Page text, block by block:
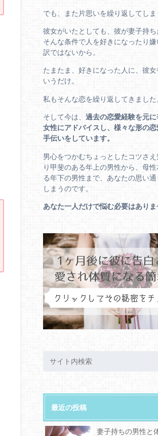
でも、また片思いを繰り返してしま
彼女がいたとしても、彼が妻子持ち
そんな条件で人を好きになったり
訳ではないから。
たまたま、好きになった人に、彼
いうだけ。
私もそんな恋を繰り返してきました
そして今は、 過去の恋愛経験を元
女性にアドバイスし、様々な形の
手伝いをしています。
男心をつかむちょっとしたコツさ
り甲斐のある年上の男性から、母
る年下の男性まで、あなたの思い
しまうのです。
あなた一人だけで悩む必要はあり
最近の投稿
妻子持ちの男性と